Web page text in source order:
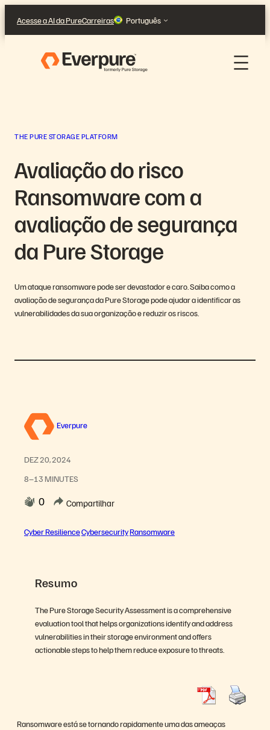
para
o
Acesse a AI da PureCarreiras Português
THE PURE STORAGE PLATFORM
Avaliação do risco
Ransomware com a
avaliação de segurança
da Pure Storage
Um ataque ransomware pode ser devastador e caro. Saiba como a
avaliação de segurança da Pure Storage pode ajudar a identificar as
vulnerabilidades da sua organização e reduzir os riscos.
Everpure
DEZ 20, 2024
8–13 MINUTES
0 Compartilhar
Cyber ResilienceCybersecurityRansomware
Resumo
The Pure Storage Security Assessment is a comprehensive
evaluation tool that helps organizations identify and address
vulnerabilities in their storage environment and offers
actionable steps to help them reduce exposure to threats.
Ransomware está se tornando rapidamente uma das ameaças